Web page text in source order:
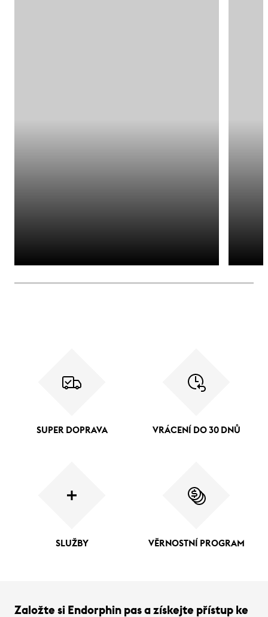
SUPER DOPRAVA VRÁCENÍ DO 30 DNŮ
SLUŽBY VĚRNOSTNÍ PROGRAM
Založte si Endorphin pas a získejte přístup ke